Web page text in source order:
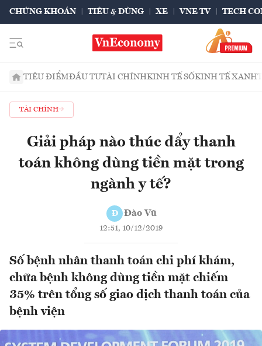
CHỨNG KHOÁN TIÊU & DÙNG XE VNE TV TECH
TIÊU ĐIỂMĐẦU TƯTÀI CHÍNHKINH TẾ SỐKINH TẾ XANH
TÀI CHÍNH
Giải pháp nào thúc đẩy thanh
toán không dùng tiền mặt trong
ngành y tế?
Đ Đào Vũ
12:51, 10/12/2019
Số bệnh nhân thanh toán chi phí khám,
chữa bệnh không dùng tiền mặt chiếm
35% trên tổng số giao dịch thanh toán của
bệnh viện